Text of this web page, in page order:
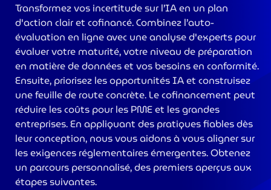
Transformez vos incertitude sur l’IA en un plan
d'action clair et cofinancé. Combinez l’auto-
évaluation en ligne avec une analyse d'experts pour
évaluer votre maturité, votre niveau de préparation
en matière de données et vos besoins en conformité.
Ensuite, priorisez les opportunités IA et construisez
une feuille de route concrète. Le cofinancement peut
réduire les coûts pour les PME et les grandes
entreprises. En appliquant des pratiques fiables dès
leur conception, nous vous aidons à vous aligner sur
les exigences réglementaires émergentes. Obtenez
un parcours personnalisé, des premiers aperçus aux
étapes suivantes.